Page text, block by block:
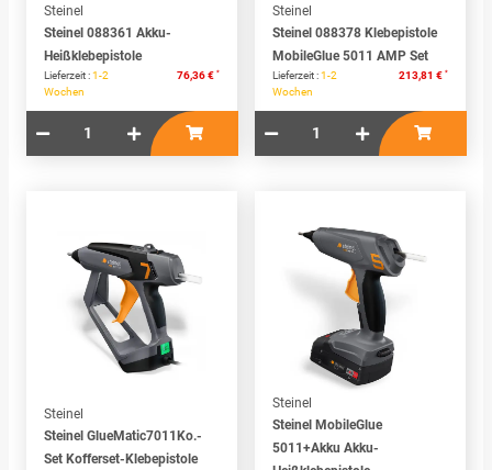
Steinel
Steinel 088361 Akku-
Heißklebepistole
Lieferzeit :1-2
Wochen
76,36 € *
Steinel
Steinel 088378 Klebepistole
MobileGlue 5011 AMP Set
Lieferzeit :1-2
Wochen
213,81 € *
Steinel
Steinel GlueMatic7011Ko.-
Set Kofferset-Klebepistole
Steinel
Steinel MobileGlue
5011+Akku Akku-